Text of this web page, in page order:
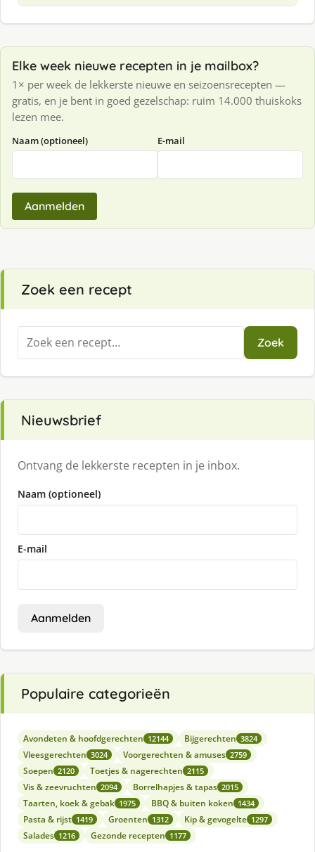
Elke week nieuwe recepten in je mailbox?
1× per week de lekkerste nieuwe en seizoensrecepten —
gratis, en je bent in goed gezelschap: ruim 14.000 thuiskoks
lezen mee.
Naam (optioneel) E-mail
Aanmelden
Zoek een recept
Zoeken
naar:
Zoek
Nieuwsbrief
Ontvang de lekkerste recepten in je inbox.
Naam (optioneel)
E-mail
Aanmelden
Populaire categorieën
Avondeten & hoofdgerechten 12144 Bijgerechten 3824
Vleesgerechten 3024 Voorgerechten & amuses 2759
Soepen 2120 Toetjes & nagerechten 2115
Vis & zeevruchten 2094 Borrelhapjes & tapas 2015
Taarten, koek & gebak 1975 BBQ & buiten koken 1434
Pasta & rijst 1419 Groenten 1312 Kip & gevogelte 1297
Salades 1216 Gezonde recepten 1177